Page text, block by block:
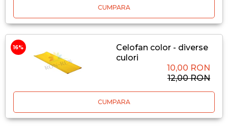
CUMPARA
16%
Celofan color - diverse
culori
10,00 RON
12,00 RON
CUMPARA